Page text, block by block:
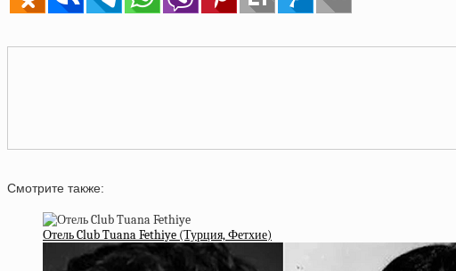
Смотрите также:
Отель Club Tuana Fethiye (Турция, Фетхие)